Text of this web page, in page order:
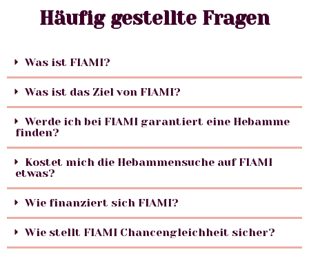
Häufig gestellte Fragen
Was ist FIAMI?
Was ist das Ziel von FIAMI?
Werde ich bei FIAMI garantiert eine Hebamme
finden?
Kostet mich die Hebammensuche auf FIAMI
etwas?
Wie finanziert sich FIAMI?
Wie stellt FIAMI Chancengleichheit sicher?